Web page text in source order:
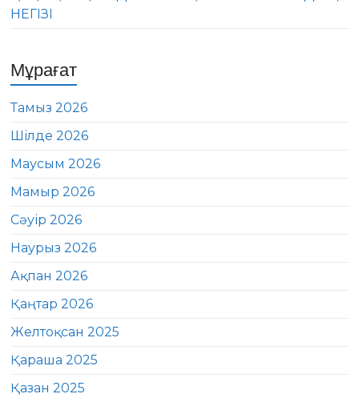
НЕГІЗІ
Мұрағат
Тамыз 2026
Шілде 2026
Маусым 2026
Мамыр 2026
Сәуір 2026
Наурыз 2026
Ақпан 2026
Қаңтар 2026
Желтоқсан 2025
Қараша 2025
Қазан 2025